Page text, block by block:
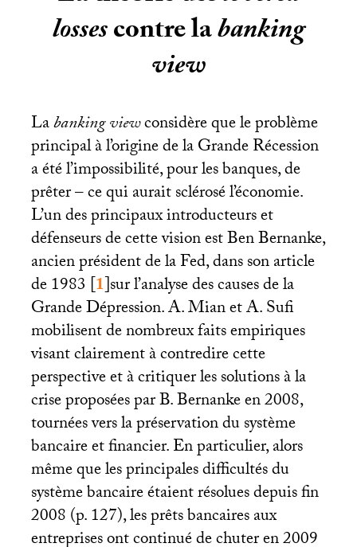
lossescontre labanking
view
Labanking viewconsidère que le problème
principal à l’origine de la Grande Récession
a été l’impossibilité, pour les banques, de
prêter – ce qui aurait sclérosé l’économie.
L’un des principaux introducteurs et
défenseurs de cette vision est Ben Bernanke,
ancien président de la Fed, dans son article
de 1983[1]sur l’analyse des causes de la
Grande Dépression. A. Mian et A. Sufi
mobilisent de nombreux faits empiriques
visant clairement à contredire cette
perspective et à critiquer les solutions à la
crise proposées par B. Bernanke en 2008,
tournées vers la préservation du système
bancaire et financier. En particulier, alors
même que les principales difficultés du
système bancaire étaient résolues depuis fin
2008 (p. 127), les prêts bancaires aux
entreprises ont continué de chuter en 2009